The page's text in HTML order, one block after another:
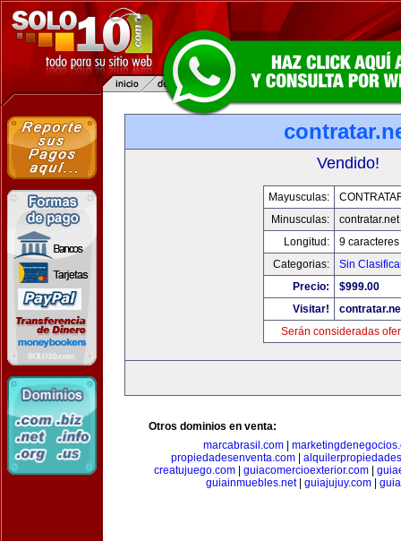
Vendido!
Mayusculas:
Minusculas:
contratar.net
Longitud:
9 caracteres
Categorias:
Sin
Precio:
$999.00
Visitar!
Serán consideradas
Otros dominios en venta:
marcabrasil.com
propiedadesenventa.com
creatujuego.com| guiacomercioexterior.com|
guiainmuebles.net| guiajujuy.com|